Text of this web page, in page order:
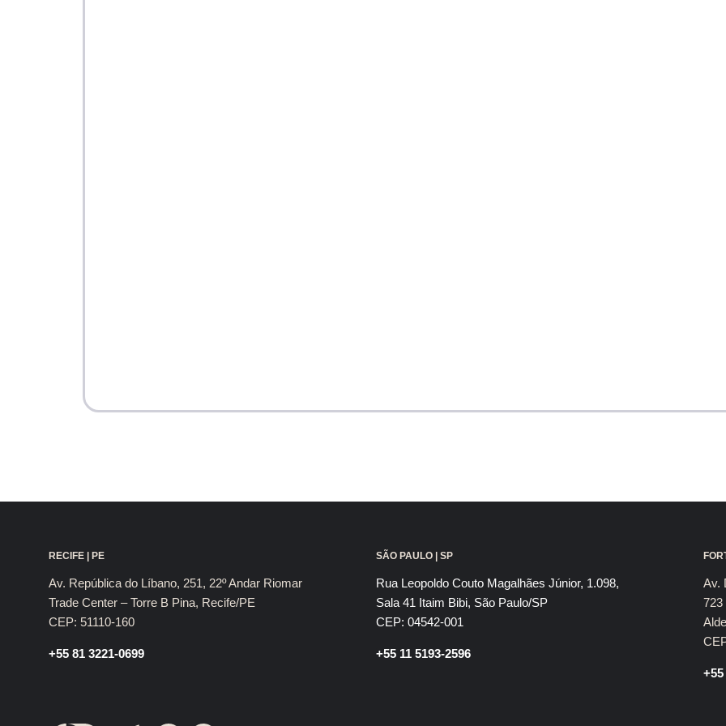
RECIFE | PE
Av. República do Líbano, 251, 22º Andar Riomar
Trade Center – Torre B Pina, Recife/PE
CEP: 51110-160
+55 81 3221-0699
SÃO PAULO | SP
Rua Leopoldo Couto Magalhães Júnior, 1.098,
Sala 41 Itaim Bibi, São Paulo/SP
CEP: 04542-001
+55 11 5193-2596
Av.
723
+55